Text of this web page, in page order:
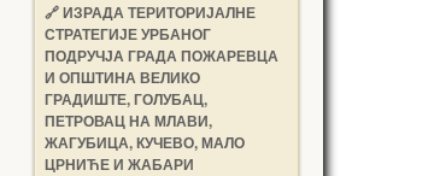
🔗ИЗРАДА ТЕРИТОРИЈАЛНЕ
СТРАТЕГИЈЕ УРБАНОГ
ПОДРУЧЈА ГРАДА ПОЖАРЕВЦА
И ОПШТИНА ВЕЛИКО
ГРАДИШТЕ, ГОЛУБАЦ,
ПЕТРОВАЦ НА МЛАВИ,
ЖАГУБИЦА, КУЧЕВО, МАЛО
ЦРНИЋЕ И ЖАБАРИ